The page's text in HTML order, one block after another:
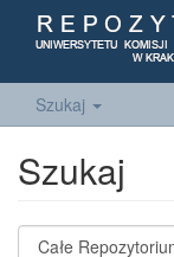
Szukaj
Szukaj